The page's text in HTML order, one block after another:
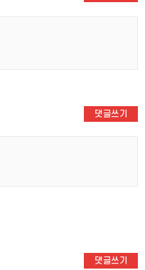
댓글쓰기
댓글쓰기